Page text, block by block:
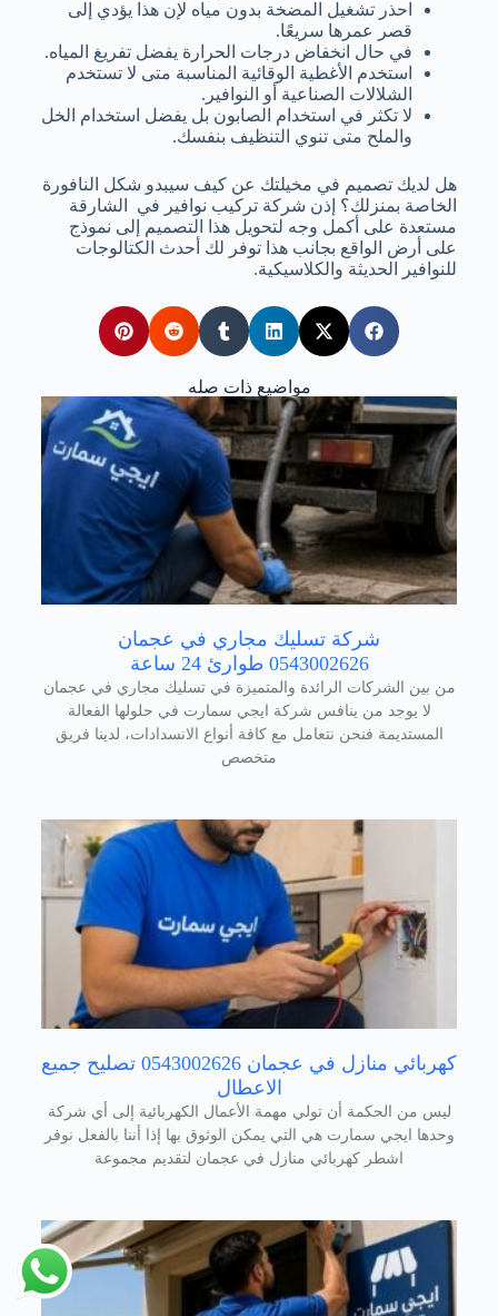
مواضيع ذات صله
شركة تسليك مجاري في عجمان
0543002626 طوارئ 24 ساعة
من بين الشركات الرائدة والمتميزة في تسليك مجاري في عجمان
لا يوجد من ينافس شركة ايجي سمارت في حلولها الفعالة
المستديمة فنحن نتعامل مع كافة أنواع الانسدادات، لدينا فريق
متخصص
كهربائي منازل في عجمان 0543002626 تصليح جميع
الاعطال
ليس من الحكمة أن تولي مهمة الأعمال الكهربائية إلى أي شركة
وحدها ايجي سمارت هي التي يمكن الوثوق بها إذا أننا بالفعل نوفر
اشطر كهربائي منازل في عجمان لتقديم مجموعة
احذر تشغيل المضخة بدون مياه لإن هذا يؤدي إلى
قصر عمرها سريعًا.
في حال انخفاض درجات الحرارة يفضل تفريغ المياه.
استخدم الأغطية الوقائية المناسبة متى لا تستخدم
الشلالات الصناعية أو النوافير.
لا تكثر في استخدام الصابون بل يفضل استخدام الخل
والملح متى تنوي التنظيف بنفسك.
هل لديك تصميم في مخيلتك عن كيف سيبدو شكل النافورة
الخاصة بمنزلك؟ إذن شركة تركيب نوافير في الشارقة
مستعدة على أكمل وجه لتحويل هذا التصميم إلى نموذج
على أرض الواقع بجانب هذا توفر لك أحدث الكتالوجات
للنوافير الحديثة والكلاسيكية.